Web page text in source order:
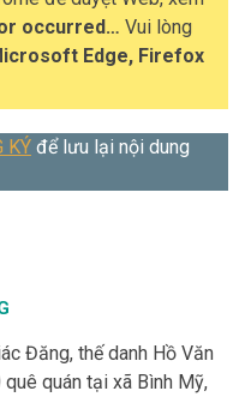
occurred… Vui lòng
Edge, Firefox
KÝđể lưu lại nội dung
Đăng, thế danh Hồ Văn
quán tại xã Bình Mỹ,